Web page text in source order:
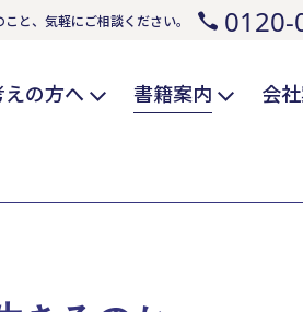
と、気軽にご相談ください。 0120-
の方へ 書籍案内 会